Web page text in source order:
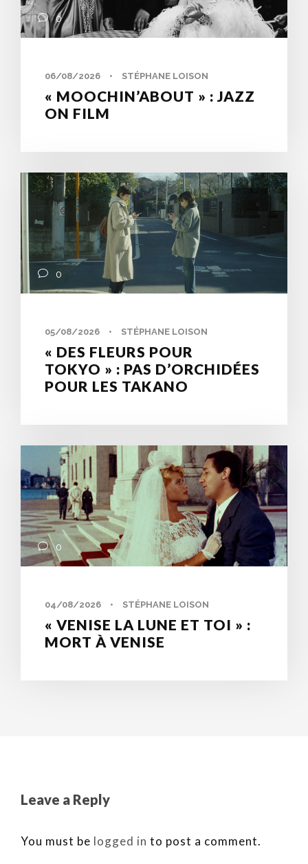
0
06/08/2026 • STÉPHANE LOISON
« MOOCHIN’ABOUT » : JAZZ
ON FILM
0
05/08/2026 • STÉPHANE LOISON
« DES FLEURS POUR
TOKYO » : PAS D’ORCHIDÉES
POUR LES TAKANO
0
04/08/2026 • STÉPHANE LOISON
« VENISE LA LUNE ET TOI » :
MORT À VENISE
Leave a Reply
You must be logged in to post a comment.